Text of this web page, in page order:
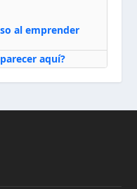
al emprender
aquí?